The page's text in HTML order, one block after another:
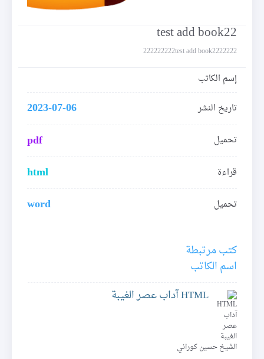
test add book22
222222222test add book2222222
إسم الكاتب
تاريخ النشر
2023-07-06
تحميل pdf
قراءة html
تحميل word
كتب مرتبطة
اسم الكاتب
HTML آداب عصر الغيبة
الشيخ حسين كوراني